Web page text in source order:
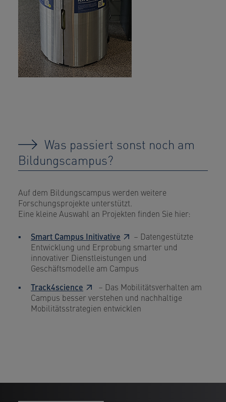
Was passiert sonst noch am
Bildungscampus?
Auf dem Bildungscampus werden weitere
Forschungsprojekte unterstützt.
Eine kleine Auswahl an Projekten finden Sie hier:
Smart Campus Initivative
– Datengestützte
Entwicklung und Erprobung smarter und
innovativer Dienstleistungen und
Geschäftsmodelle am Campus
Track4science
– Das Mobilitätsverhalten am
Campus besser verstehen und nachhaltige
Mobilitätsstrategien entwicklen